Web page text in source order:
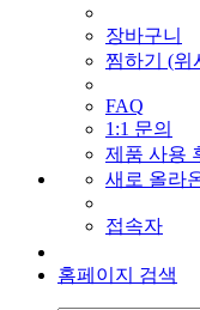
장바구니
찜하기 (위
FAQ
1:1 문의
제품 사용
새로 올라
접속자
홈페이지 검색